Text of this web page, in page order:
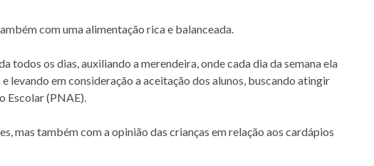
com uma alimentação rica e balanceada.
todos os dias, auxiliando a merendeira, onde cada dia da semana ela
levando em consideração a aceitação dos alunos, buscando atingir
Escolar (PNAE).
mas também com a opinião das crianças em relação aos cardápios